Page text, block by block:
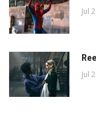
Jul
Jul